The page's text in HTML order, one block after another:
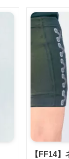
【FF14